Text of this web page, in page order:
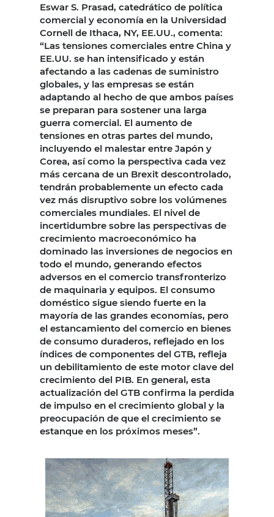
Eswar S. Prasad, catedrático de política
comercial y economía en la Universidad
Cornell de Ithaca, NY, EE.UU., comenta:
“Las tensiones comerciales entre China y
EE.UU. se han intensificado y están
afectando a las cadenas de suministro
globales, y las empresas se están
adaptando al hecho de que ambos países
se preparan para sostener una larga
guerra comercial. El aumento de
tensiones en otras partes del mundo,
incluyendo el malestar entre Japón y
Corea, así como la perspectiva cada vez
más cercana de un Brexit descontrolado,
tendrán probablemente un efecto cada
vez más disruptivo sobre los volúmenes
comerciales mundiales. El nivel de
incertidumbre sobre las perspectivas de
crecimiento macroeconómico ha
dominado las inversiones de negocios en
todo el mundo, generando efectos
adversos en el comercio transfronterizo
de maquinaria y equipos. El consumo
doméstico sigue siendo fuerte en la
mayoría de las grandes economías, pero
el estancamiento del comercio en bienes
de consumo duraderos, reflejado en los
índices de componentes del GTB, refleja
un debilitamiento de este motor clave del
crecimiento del PIB. En general, esta
actualización del GTB confirma la perdida
de impulso en el crecimiento global y la
preocupación de que el crecimiento se
estanque en los próximos meses”.